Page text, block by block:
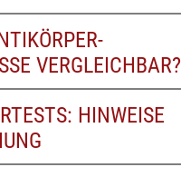
VERGLEICHBAR?
HINWEISE